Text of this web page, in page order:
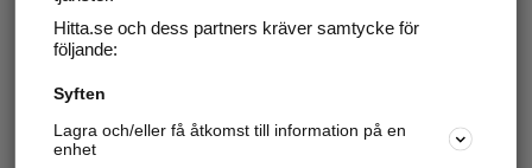
Hitta.se och dess partners kräver samtycke för
följande:
Syften
Lagra och/eller få åtkomst till information på en
enhet